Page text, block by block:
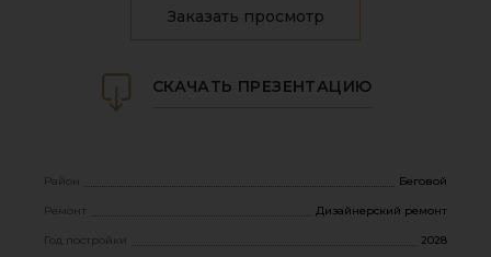
Заказать просмотр
СКАЧАТЬ ПРЕЗЕНТАЦИЮ
Район Беговой
Ремонт Дизайнерский ремонт
Год постройки 2028